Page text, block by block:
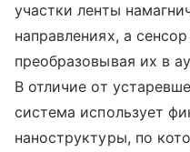
участки ленты
направлениях, а
преобразовывая их в
В отличие от
система использует
наноструктуры, по